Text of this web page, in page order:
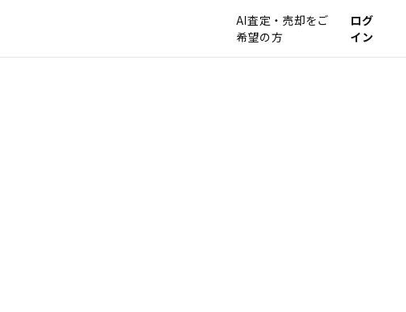
AI査定・売却をご
希望の方
ログ
イン